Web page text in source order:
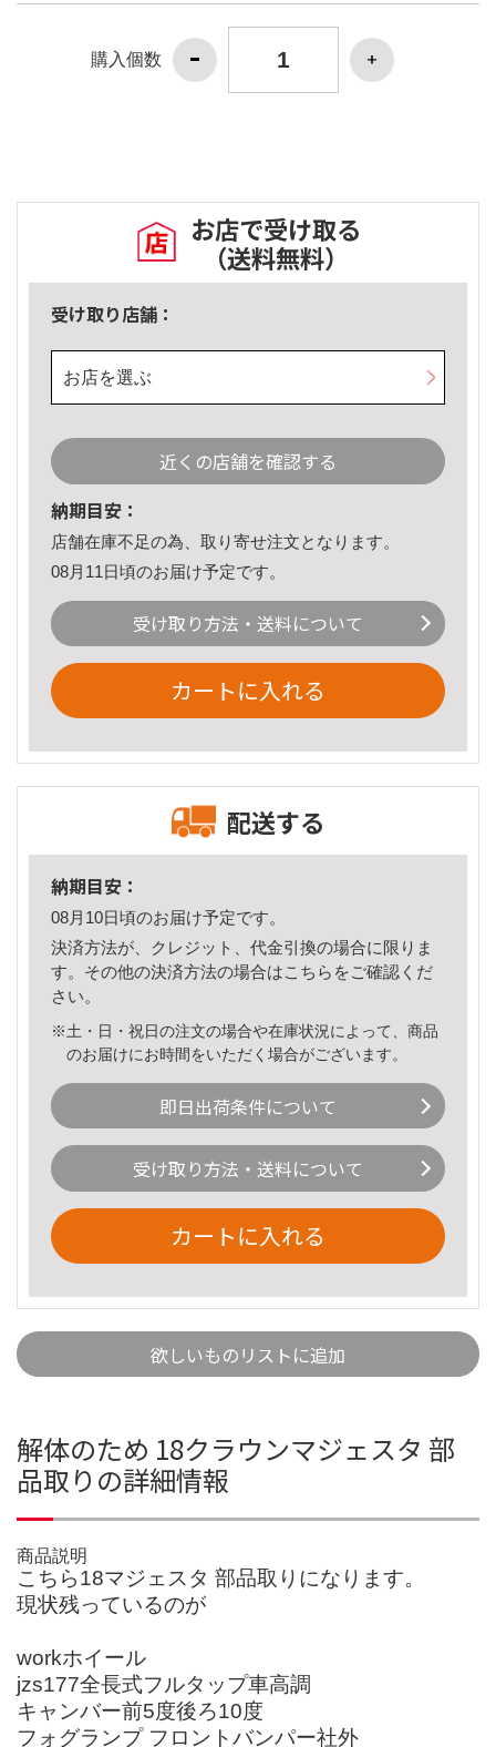
購入個数
お店で受け取る
（送料無料）
受け取り店舗：
お店を選ぶ
近くの店舗を確認する
納期目安：
店舗在庫不足の為、取り寄せ注文となります。
08月11日頃のお届け予定です。
受け取り方法・送料について
カートに入れる
配送する
納期目安：
08月10日頃のお届け予定です。
決済方法が、クレジット、代金引換の場合に限りま
す。その他の決済方法の場合はこちら をご確認くだ
さい。
※土・日・祝日の注文の場合や在庫状況によって、商品
のお届けにお時間をいただく場合がございます。
即日出荷条件について
受け取り方法・送料について
カートに入れる
欲しいものリストに追加
解体のため 18クラウンマジェスタ 部
品取りの詳細情報
商品説明
こちら18マジェスタ 部品取りになります。
現状残っているのが
workホイール
jzs177全長式フルタップ車高調
キャンバー前5度後ろ10度
フォグランプ フロントバンパー社外